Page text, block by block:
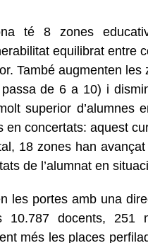
té 8 zones
equilibrat entre
També augmenten
de 6 a 10) i
superior d’alumnes
en concertats: aquest
18 zones han
de l’alumnat en
les portes amb una
10.787 docents,
més les places